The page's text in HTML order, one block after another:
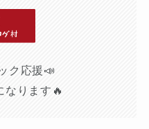
ク応援📣
なります🔥